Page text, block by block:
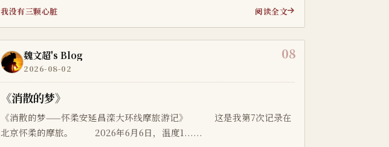
我没有三颗心脏 阅读全文
08
魏文超's Blog
2026-08-02
《消散的梦》
《消散的梦——怀柔安延昌滦大环线摩旅游记》 这是我第7次记录在
北京怀柔的摩旅。 2026年6月6日，温度1......